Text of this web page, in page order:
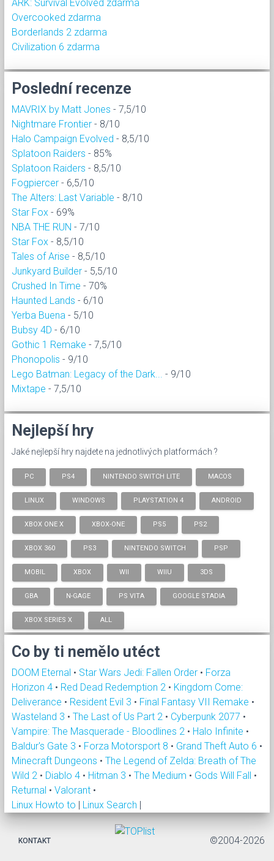
ARK: Survival Evolved zdarma
Overcooked zdarma
Borderlands 2 zdarma
Civilization 6 zdarma
Poslední recenze
MAVRIX by Matt Jones - 7,5/10
Nightmare Frontier - 8/10
Halo Campaign Evolved - 8,5/10
Splatoon Raiders - 85%
Splatoon Raiders - 8,5/10
Fogpiercer - 6,5/10
The Alters: Last Variable - 8/10
Star Fox - 69%
NBA THE RUN - 7/10
Star Fox - 8,5/10
Tales of Arise - 8,5/10
Junkyard Builder - 5,5/10
Crushed In Time - 70%
Haunted Lands - 6/10
Yerba Buena - 5/10
Bubsy 4D - 6/10
Gothic 1 Remake - 7,5/10
Phonopolis - 9/10
Lego Batman: Legacy of the Dark...
- 9/10
Mixtape - 7,5/10
Nejlepší hry
Jaké nejlepší hry najdete na jednotlivých platformách ?
PC PS4 NINTENDO SWITCH LITE MACOS
LINUX WINDOWS PLAYSTATION 4 ANDROID
XBOX ONE X XBOX-ONE PS5 PS2
XBOX 360 PS3 NINTENDO SWITCH PSP
MOBIL XBOX WII WIIU 3DS
GBA N-GAGE PS VITA GOOGLE STADIA
XBOX SERIES X ALL
Co by ti nemělo utéct
DOOM Eternal • Star Wars Jedi: Fallen Order • Forza
Horizon 4 • Red Dead Redemption 2 • Kingdom Come:
Deliverance • Resident Evil 3 • Final Fantasy VII Remake •
Wasteland 3 • The Last of Us Part 2 • Cyberpunk 2077 •
Vampire: The Masquerade - Bloodlines 2 • Halo Infinite •
Baldur's Gate 3 • Forza Motorsport 8 • Grand Theft Auto 6 •
Minecraft Dungeons • The Legend of Zelda: Breath of The
Wild 2 • Diablo 4 • Hitman 3 • The Medium • Gods Will Fall •
Returnal • Valorant •
Linux Howto to | Linux Search |
KONTAKT ©2004-2026